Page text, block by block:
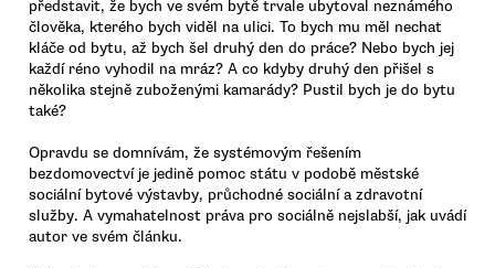
představit, že bych ve svém bytě trvale ubytoval neznámého
člověka, kterého bych viděl na ulici. To bych mu měl nechat
kláče od bytu, až bych šel druhý den do práce? Nebo bych jej
každí réno vyhodil na mráz? A co kdyby druhý den přišel s
několika stejně zuboženými kamarády? Pustil bych je do bytu
také?
Opravdu se domnívám, že systémovým řešením
bezdomovectví je jedině pomoc státu v podobě městské
sociální bytové výstavby, průchodné sociální a zdravotní
služby. A vymahatelnost práva pro sociálně nejslabší, jak uvádí
autor ve svém článku.